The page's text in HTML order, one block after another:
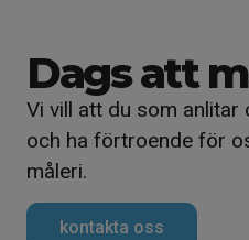
Dags att
Vi vill att du som anlitar
och ha förtroende för
måleri.
kontakta oss